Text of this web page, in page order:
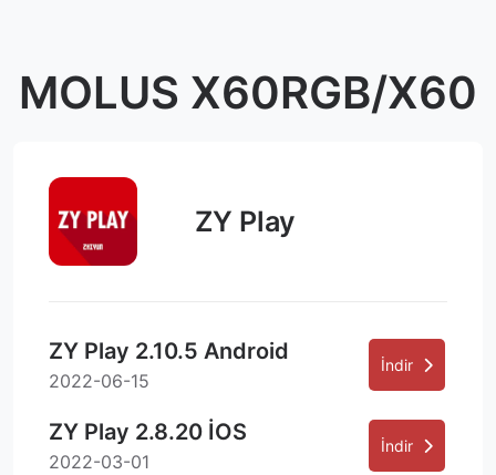
MOLUS X60RGB/X60
ZY Play
ZY Play 2.10.5 Android
2022-06-15
İndir
ZY Play 2.8.20 İOS
2022-03-01
İndir